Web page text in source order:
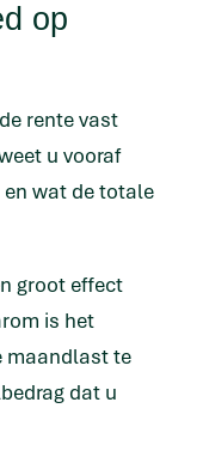
op
rente vast
u vooraf
wat de totale
groot effect
is het
maandlast te
dat u